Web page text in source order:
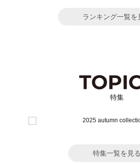
ランキング一覧を
特集
特集一覧を見る